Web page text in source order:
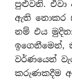
පුළුවනි. ඒවා
ඇති නොකර
නම් එය
ඉගෙනීමෙන්,
වර්ණයෙන්
කරුණකදීම